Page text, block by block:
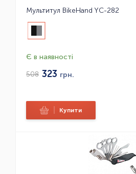
Мультитул BikeHand YC-282
Є в наявності
508 323 грн.
Купити